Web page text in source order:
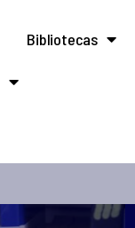
Bibliotecas